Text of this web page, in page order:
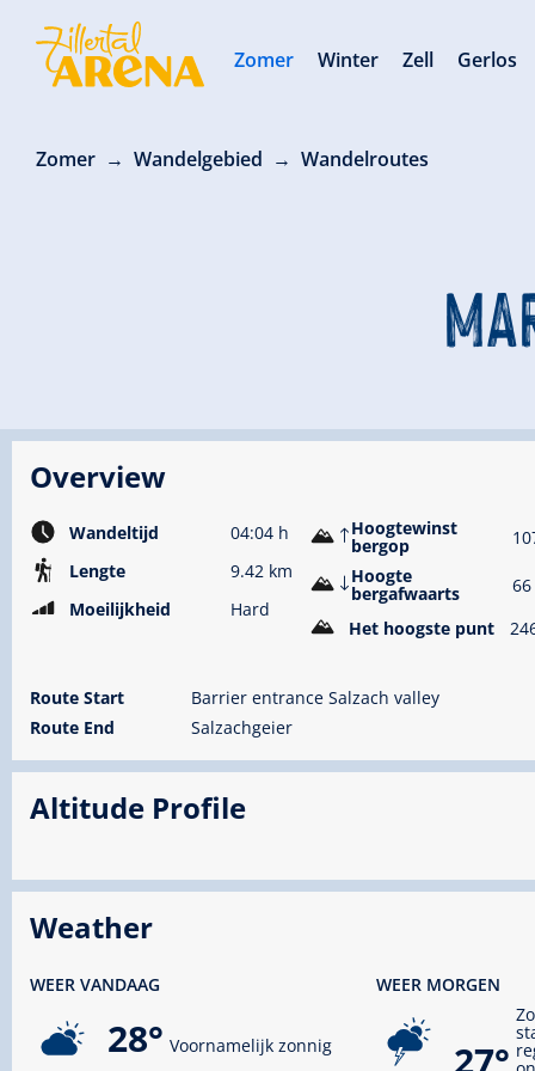
Zomer Wandelgebied Wandelroutes
Overview
Wandeltijd
04:04 h
Lengte
9.42 km
Moeilijkheid
Hard
Hoogtewinst
bergop
Hoogte
bergafwaarts
Het hoogste punt
Route Start
Barrier entrance Salzach valley
Route End
Salzachgeier
Altitude Profile
Weather
WEER VANDAAG
28° Voornamelijk zonnig
WEER MORGEN
27°
Zomer Winter Zell Gerlos